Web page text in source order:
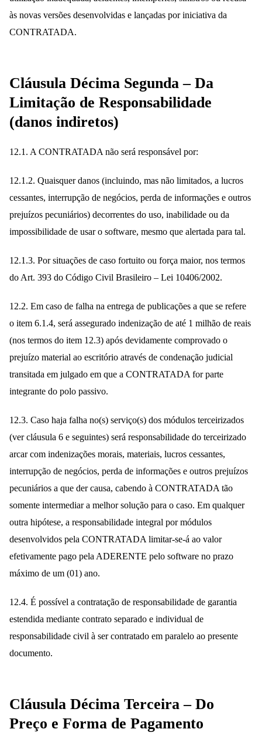
às novas versões desenvolvidas e lançadas por iniciativa da
CONTRATADA.
Cláusula Décima Segunda – Da
Limitação de Responsabilidade
(danos indiretos)
12.1. A CONTRATADA não será responsável por:
12.1.2. Quaisquer danos (incluindo, mas não limitados, a lucros
cessantes, interrupção de negócios, perda de informações e outros
prejuízos pecuniários) decorrentes do uso, inabilidade ou da
impossibilidade de usar o software, mesmo que alertada para tal.
12.1.3. Por situações de caso fortuito ou força maior, nos termos
do Art. 393 do Código Civil Brasileiro – Lei 10406/2002.
12.2. Em caso de falha na entrega de publicações a que se refere
o item 6.1.4, será assegurado indenização de até 1 milhão de reais
(nos termos do item 12.3) após devidamente comprovado o
prejuízo material ao escritório através de condenação judicial
transitada em julgado em que a CONTRATADA for parte
integrante do polo passivo.
12.3. Caso haja falha no(s) serviço(s) dos módulos terceirizados
(ver cláusula 6 e seguintes) será responsabilidade do terceirizado
arcar com indenizações morais, materiais, lucros cessantes,
interrupção de negócios, perda de informações e outros prejuízos
pecuniários a que der causa, cabendo à CONTRATADA tão
somente intermediar a melhor solução para o caso. Em qualquer
outra hipótese, a responsabilidade integral por módulos
desenvolvidos pela CONTRATADA limitar-se-á ao valor
efetivamente pago pela ADERENTE pelo software no prazo
máximo de um (01) ano.
12.4. É possível a contratação de responsabilidade de garantia
estendida mediante contrato separado e individual de
responsabilidade civil à ser contratado em paralelo ao presente
documento.
Cláusula Décima Terceira – Do
Preço e Forma de Pagamento